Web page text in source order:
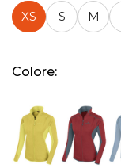
XS S M
Colore: